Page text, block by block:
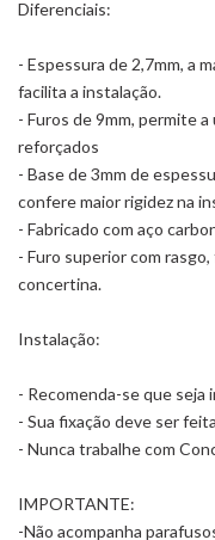
Diferenciais:
- Espessura de 2,7mm, a
facilita a instalação.
- Furos de 9mm, permite
reforçados
- Base de 3mm de
confere maior rigidez na
- Fabricado com aço
- Furo superior com
concertina.
Instalação:
- Recomenda-se que seja
- Sua fixação deve ser
- Nunca trabalhe com
IMPORTANTE:
-Não acompanha